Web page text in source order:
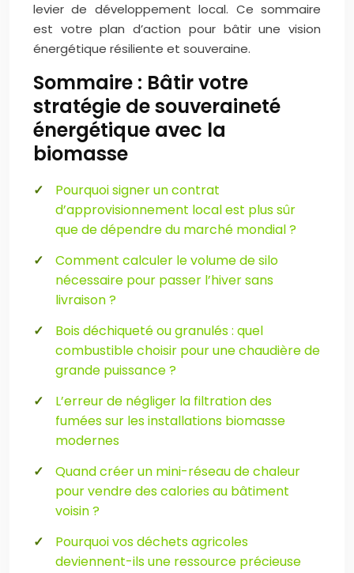
levier de développement local. Ce sommaire
est votre plan d’action pour bâtir une vision
énergétique résiliente et souveraine.
Sommaire : Bâtir votre
stratégie de souveraineté
énergétique avec la
biomasse
Pourquoi signer un contrat
d’approvisionnement local est plus sûr
que de dépendre du marché mondial ?
Comment calculer le volume de silo
nécessaire pour passer l’hiver sans
livraison ?
Bois déchiqueté ou granulés : quel
combustible choisir pour une chaudière de
grande puissance ?
L’erreur de négliger la filtration des
fumées sur les installations biomasse
modernes
Quand créer un mini-réseau de chaleur
pour vendre des calories au bâtiment
voisin ?
Pourquoi vos déchets agricoles
deviennent-ils une ressource précieuse